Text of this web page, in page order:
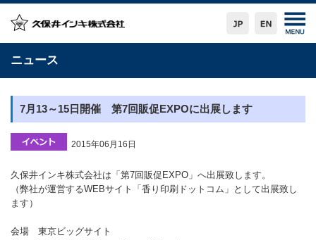
ニュース
7月13～15日開催 第7回販促EXPOに出展します
2015年06月16日
久保井インキ株式会社は「第7回販促EXPO」へ出展致します。
（弊社が運営するWEBサイト「香り印刷ドットコム」として出展致し
ます）
会場 東京ビッグサイト